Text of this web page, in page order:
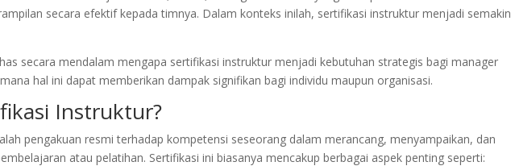
secara efektif kepada timnya. Dalam konteks inilah, sertifikasi instruktur menjadi semakin
secara mendalam mengapa sertifikasi instruktur menjadi kebutuhan strategis bagi manager
hal ini dapat memberikan dampak signifikan bagi individu maupun organisasi.
Instruktur?
pengakuan resmi terhadap kompetensi seseorang dalam merancang, menyampaikan, dan
atau pelatihan. Sertifikasi ini biasanya mencakup berbagai aspek penting seperti: